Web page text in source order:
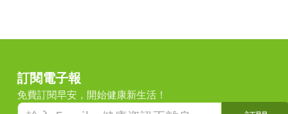
訂閱電子報
免費訂閱早安，開始健康新生活！